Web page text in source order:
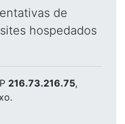
de
hospedados
216.73.216.75,